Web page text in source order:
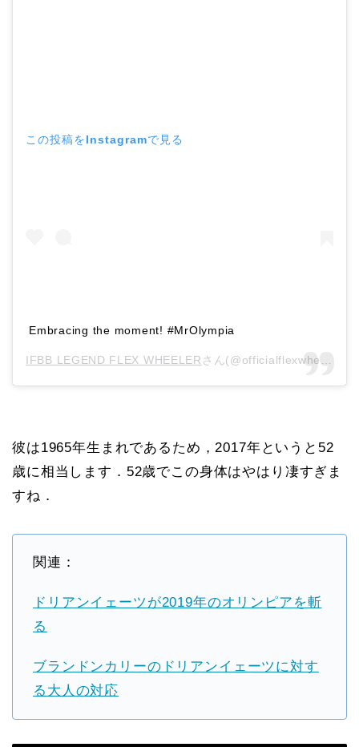
この投稿をInstagramで見る
Embracing the moment! #MrOlympia
IFBB LEGEND FLEX WHEELER さん(@officialflexwheeler)がシェアした投稿 –
彼は1965年生まれであるため，2017年というと52
歳に相当します．52歳でこの身体はやはり凄すぎま
すね．
関連：
ドリアンイェーツが2019年のオリンピアを斬
る
ブランドンカリーのドリアンイェーツに対す
る大人の対応